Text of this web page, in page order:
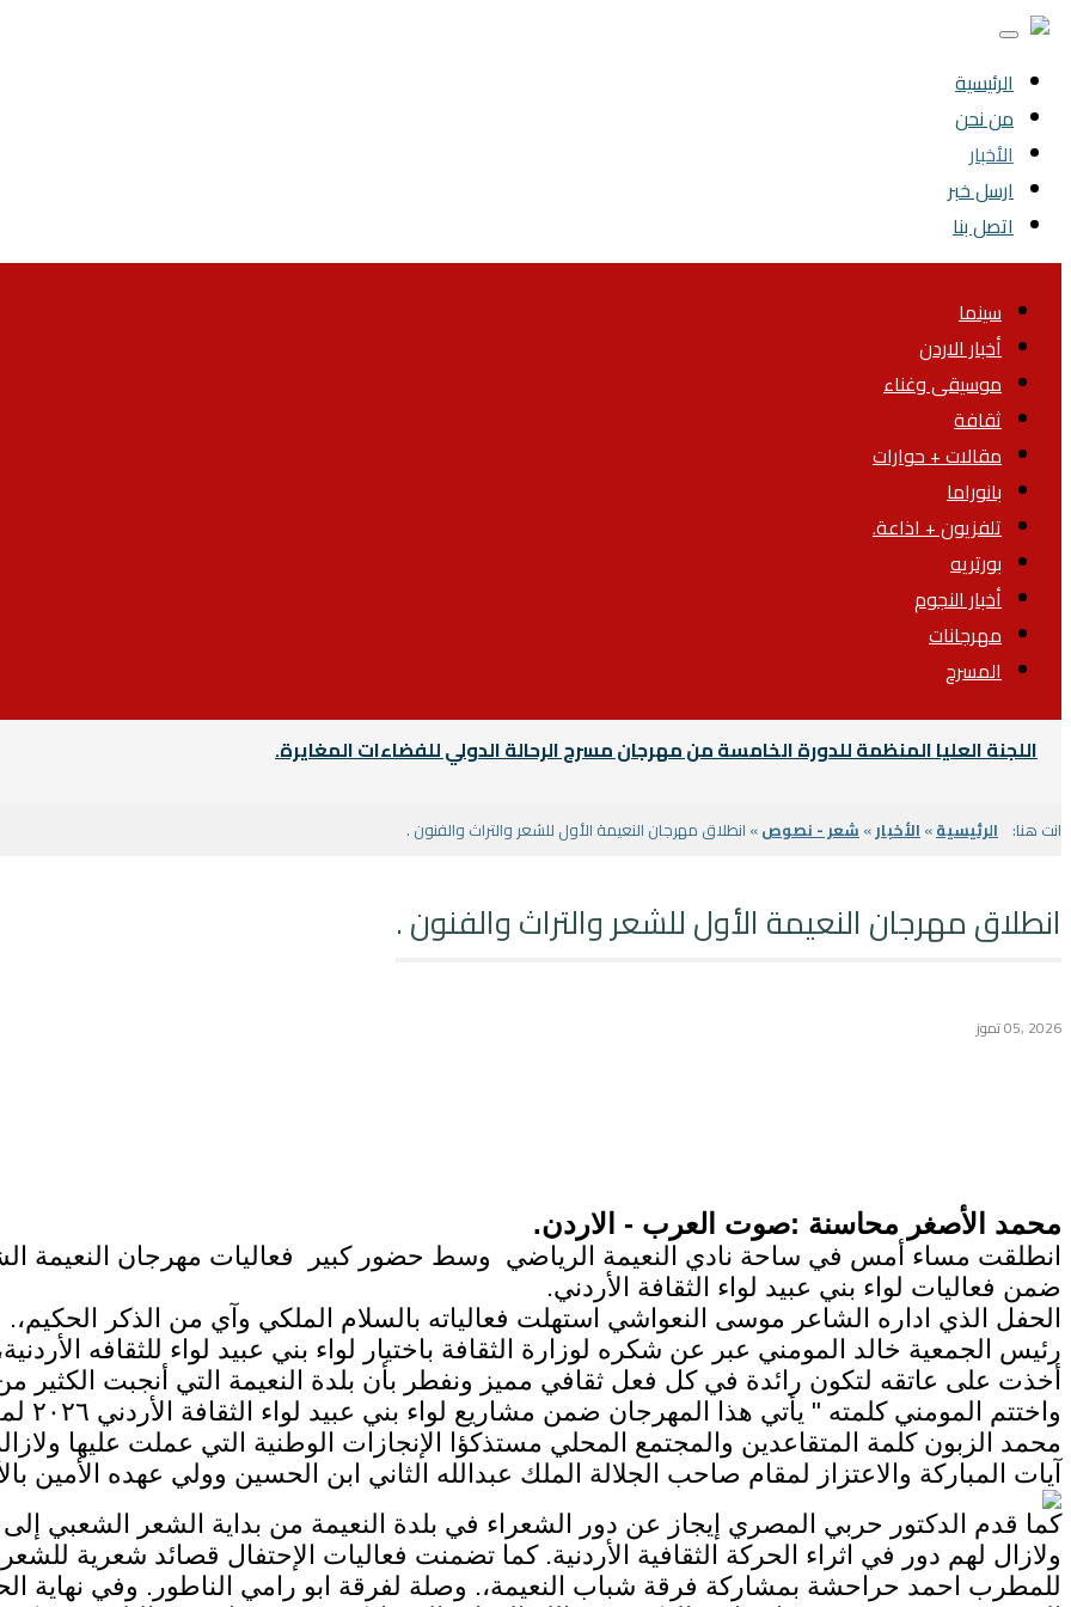
الرئيسية
من نحن
الأخبار
ارسل خبر
اتصل بنا
سينما
أخبار الاردن
موسيقى وغناء
ثقافة
مقالات + حوارات
بانوراما
تلفزيون + اذاعة.
بورتريه
أخبار النجوم
مهرجانات
المسرح
اللجنة العليا المنظمة للدورة الخامسة من مهرجان مسرح الرحالة الدولي للفضاءات المغايرة.
انت هنا: الرئيسية»الأخبار»شعر - نصوص» انطلاق مهرجان النعيمة الأول للشعر والتراث والفنون .
انطلاق مهرجان النعيمة الأول للشعر والتراث والفنون .
2026 ,05 تموز
محمد الأصغر محاسنة :صوت العرب - الاردن.
انطلقت مساء أمس في ساحة نادي النعيمة الرياضي وسط حضور كبير فعاليات مهرجان النعيمة
ضمن فعاليات لواء بني عبيد لواء الثقافة الأردني.
الحفل الذي اداره الشاعر موسى النعواشي استهلت فعالياته بالسلام الملكي وآي من الذكر الحكيم،.
رئيس الجمعية خالد المومني عبر عن شكره لوزارة الثقافة باختيار لواء بني عبيد لواء للثقافه
أخذت على عاتقه لتكون رائدة في كل فعل ثقافي مميز ونفطر بأن بلدة النعيمة التي أنجبت
محمد الزبون كلمة المتقاعدين والمجتمع المحلي مستذكؤا الإنجازات الوطنية التي عملت عليها
آيات المباركة والاعتزاز لمقام صاحب الجلالة الملك عبدالله الثاني ابن الحسين وولي عهده الأمين
كما قدم الدكتور حربي المصري إيجاز عن دور الشعراء في بلدة النعيمة من بداية الشعر الشعبي
ولازال لهم دور في اثراء الحركة الثقافية الأردنية. كما تضمنت فعاليات الإحتفال قصائد شعرية
للمطرب احمد حراحشة بمشاركة فرقة شباب النعيمة،. وصلة لفرقة ابو رامي الناطور. وفي نهاية